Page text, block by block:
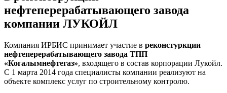
нефтеперерабатывающего завода
компании ЛУКОЙЛ
Компания ИРБИС принимает участие в реконстуркции
нефтеперерабатывающего завода ТПП
«Когалымнефтегаз», входящего в состав корпорации Лукойл.
С 1 марта 2014 года специалисты компании реализуют на
объекте комплекс услуг по строительному контролю.